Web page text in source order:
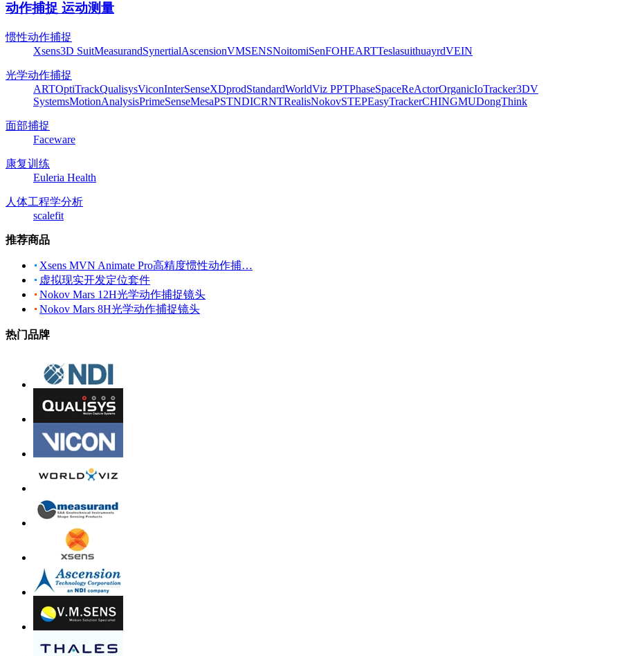
动作捕捉 运动测量
惯性动作捕捉
Xsens3D SuitMeasurandSynertialAscensionVMSENSNoitomiSenFOHEARTTeslasuithuayrdVEIN
光学动作捕捉
ARTOptiTrackQualisysViconInterSenseXDprodStandardWorldViz PPTPhaseSpaceReActorOrganicIoTracker3DV
SystemsMotionAnalysisPrimeSenseMesaPSTNDICRNTRealisNokovSTEPEasyTrackerCHINGMUDongThink
面部捕捉
Faceware
康复训练
Euleria Health
人体工程学分析
scalefit
推荐商品
Xsens MVN Animate Pro高精度惯性动作捕…
虚拟现实开发定位套件
Nokov Mars 12H光学动作捕捉镜头
Nokov Mars 8H光学动作捕捉镜头
热门品牌